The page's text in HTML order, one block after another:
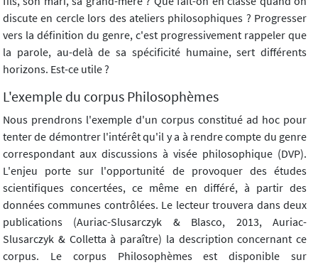
discute en cercle lors des ateliers philosophiques ? Progresser
vers la définition du genre, c'est progressivement rappeler que
la parole, au-delà de sa spécificité humaine, sert différents
horizons. Est-ce utile ?
L'exemple du corpus Philosophèmes
Nous prendrons l'exemple d'un corpus constitué ad hoc pour
tenter de démontrer l'intérêt qu'il y a à rendre compte du genre
correspondant aux discussions à visée philosophique (DVP).
L'enjeu porte sur l'opportunité de provoquer des études
scientifiques concertées, ce même en différé, à partir des
données communes contrôlées. Le lecteur trouvera dans deux
publications (Auriac-Slusarczyk & Blasco, 2013, Auriac-
Slusarczyk & Colletta à paraître) la description concernant ce
corpus. Le corpus Philosophèmes est disponible sur